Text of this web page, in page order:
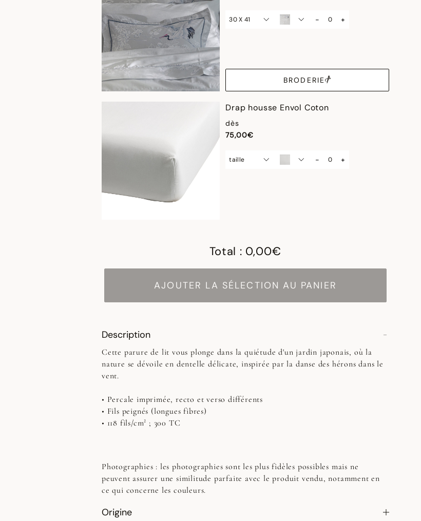
30 X 41 - +
BRODERIE
Drap housse Envol Coton
dès
75,00€
taille - +
Total : 0,00€
AJOUTER LA SÉLECTION AU PANIER
Description
Cette parure de lit vous plonge dans la quiétude d'un jardin japonais, où la
nature se dévoile en dentelle délicate, inspirée par la danse des hérons dans le
vent.
• Percale imprimée, recto et verso différents
• Fils peignés (longues fibres)
• 118 fils/cm² ; 300 TC
Photographies : les photographies sont les plus fidèles possibles mais ne
peuvent assurer une similitude parfaite avec le produit vendu, notamment en
ce qui concerne les couleurs.
Origine